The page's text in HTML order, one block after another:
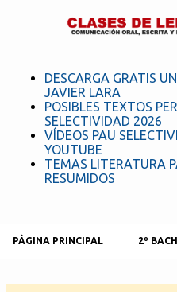
Ir al
DESCARGA GRATIS
JAVIER LARA
POSIBLES TEXTOS
SELECTIVIDAD 2026
VÍDEOS PAU
YOUTUBE
TEMAS LITERATURA
RESUMIDOS
PÁGINA PRINCIPAL 2º BACH